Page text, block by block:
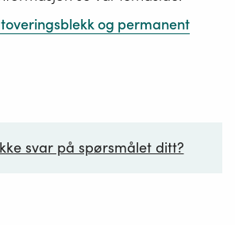
og permanent
svar på spørsmålet ditt?